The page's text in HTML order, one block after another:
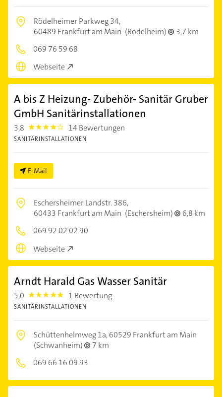
Rödelheimer Parkweg 34,
60489 Frankfurt am Main (Rödelheim)
3,7 km
069 76 59 68
Webseite
A bis Z Heizung- Zubehör- Sanitär Gruber
GmbH Sanitärinstallationen
3,8 3.8 14 Bewertungen
SANITÄRINSTALLATIONEN
E-Mail
Eschersheimer Landstr. 386,
60433 Frankfurt am Main (Eschersheim)
6,8 km
069 92 02 02 90
Webseite
Arndt Harald Gas Wasser Sanitär
5,0 5.0 1 Bewertung
SANITÄRINSTALLATIONEN
Schüttenhelmweg 1a,60529 Frankfurt am Main
(Schwanheim)
7 km
069 66 16 09 93